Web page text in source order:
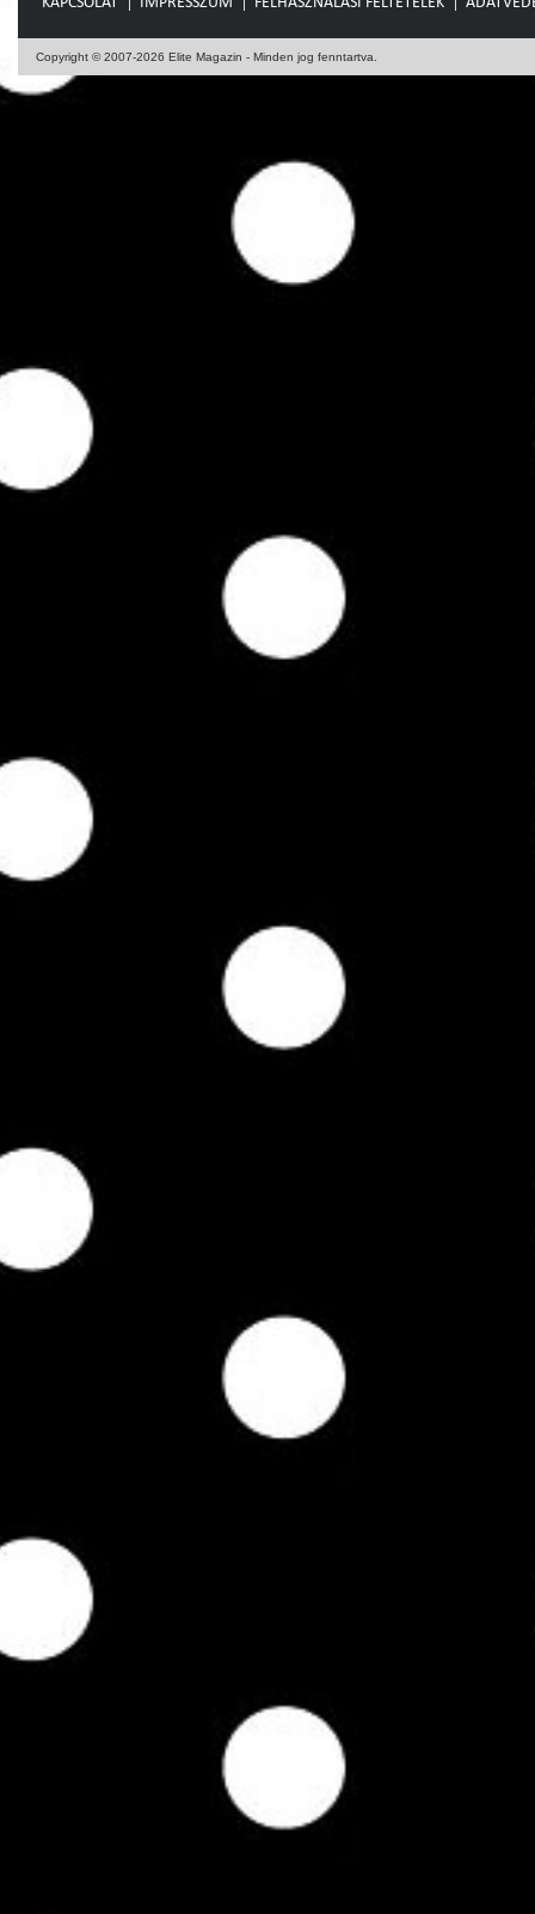
Copyright © 2007-2026 Elite Magazin - Minden jog fenntartva.